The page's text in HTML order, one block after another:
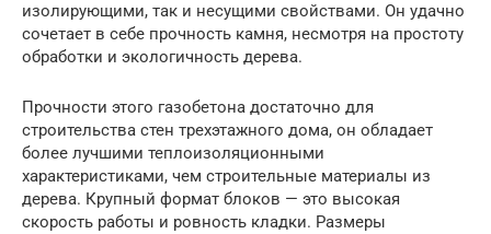
изолирующими, так и несущими свойствами. Он удачно
сочетает в себе прочность камня, несмотря на простоту
обработки и экологичность дерева.
Прочности этого газобетона достаточно для
строительства стен трехэтажного дома, он обладает
более лучшими теплоизоляционными
характеристиками, чем строительные материалы из
дерева. Крупный формат блоков — это высокая
скорость работы и ровность кладки. Размеры